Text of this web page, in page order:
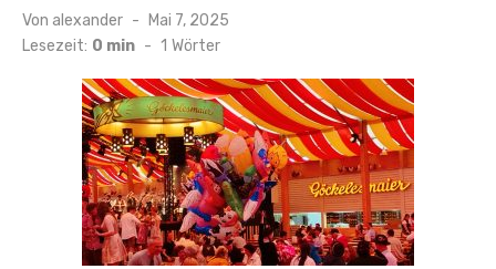
Von alexander
Veröffentlicht
am
Mai 7, 2025
Lesezeit: 0 min - 1 Wörter